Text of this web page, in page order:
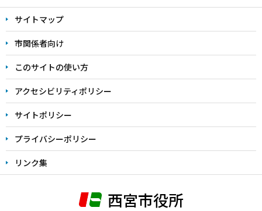
文
こ
こ
ま
で
サイトマップ
市関係者向け
このサイトの使い方
アクセシビリティポリシー
サイトポリシー
プライバシーポリシー
リンク集
西宮市役所